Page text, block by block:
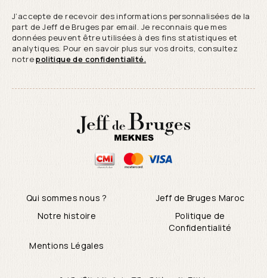
J’accepte de recevoir des informations personnalisées de la
part de Jeff de Bruges par email. Je reconnais que mes
données peuvent être utilisées à des fins statistiques et
analytiques. Pour en savoir plus sur vos droits, consultez
notrepolitique de confidentialité.
Qui sommes nous ?
Jeff de Bruges Maroc
Notre histoire
Politique de
Confidentialité
Mentions Légales